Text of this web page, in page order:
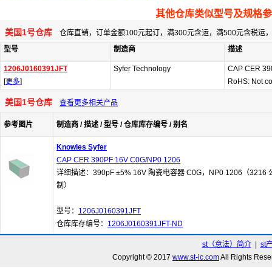
其他仓库类似型号及规格
美国1号仓库 仓库直销，订单金额100元起订，满300元含运，满500元含税运
型号
制造商 描述
1206J0160391JFT
[更多]
Syfer Technology
CAP CER
RoHS: Not
美国1号仓库 查看更多相关产品
参考图片 制造商 / 描述 / 型号 / 仓库库存编号 / 别名
Knowles Syfer
CAP CER 390PF 16V C0G/NP0 1206
详细描述：390pF ±5% 16V 陶瓷电容器 C0G，NP0 1206（3216
制）
型号： 1206J0160391JFT
仓库库存编号： 1206J0160391JFT-ND
st（意法）简介| st
Copyright © 2017 www.st-ic.comAll Rights